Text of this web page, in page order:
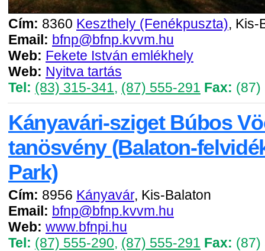
Cím: 8360 Keszthely (Fenékpuszta), Kis-
Email: bfnp@bfnp.kvvm.hu
Web: Fekete István emlékhely
Web: Nyitva tartás
Tel: (83) 315-341, (87) 555-291 Fax: (87)
Kányavári-sziget Búbos
tanösvény (Balaton-
Park)
Cím: 8956 Kányavár, Kis-Balaton
Email: bfnp@bfnp.kvvm.hu
Web: www.bfnpi.hu
Tel: (87) 555-290, (87) 555-291 Fax: (87)